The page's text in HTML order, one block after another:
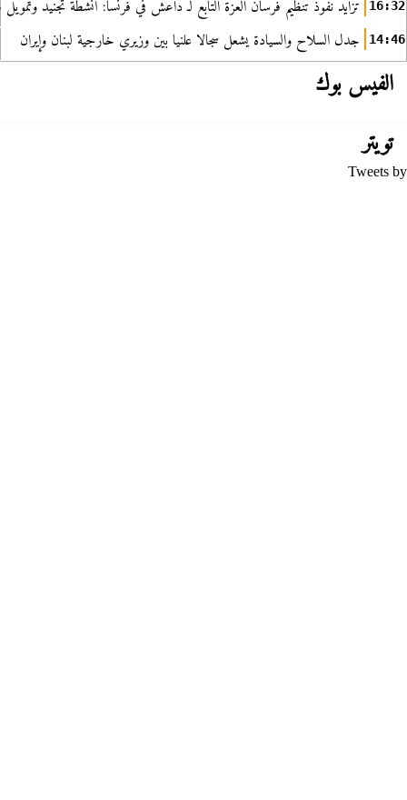
16:32 تزايد نفوذ تنظيم فرسان العزة التابع لـ داعش في فرنسا: أنشطة تجنيد
14:46 جدل السلاح والسيادة يشعل سجالا علنيا بين وزيري خارجية لبنان وإيران
الفيس بوك
تويتر
Tweets by